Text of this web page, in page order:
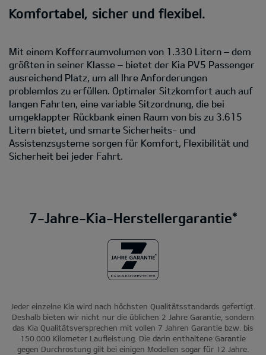
Komfortabel, sicher und flexibel.
Mit einem Kofferraumvolumen von 1.330 Litern – dem
größten in seiner Klasse – bietet der Kia PV5 Passenger
ausreichend Platz, um all Ihre Anforderungen
problemlos zu erfüllen. Optimaler Sitzkomfort auch auf
langen Fahrten, eine variable Sitzordnung, die bei
umgeklappter Rückbank einen Raum von bis zu 3.615
Litern bietet, und smarte Sicherheits- und
Assistenzsysteme sorgen für Komfort, Flexibilität und
Sicherheit bei jeder Fahrt.
7-Jahre-Kia-Herstellergarantie*
Jeder einzelne Kia wird nach höchsten Qualitätsstandards gefertigt.
Deshalb bieten wir nicht nur die üblichen 2 Jahre Garantie, sondern
das Kia Qualitätsversprechen mit vollen 7 Jahren Garantie bzw. bis
150.000 Kilometer Laufleistung. Die darin enthaltene Garantie
gegen Durchrostung gilt bei einigen Modellen sogar für 12 Jahre.